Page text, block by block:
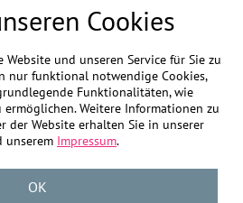
Cookies
Website und unseren Service für Sie zu
nur funktional notwendige Cookies,
Funktionalitäten, wie
ermöglichen. Weitere Informationen zu
der Website erhalten Sie in unserer
unserem Impressum.
OK